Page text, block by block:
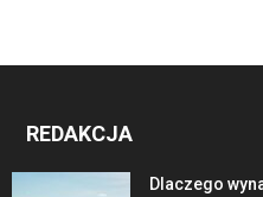
REDAKCJA
Dlaczego